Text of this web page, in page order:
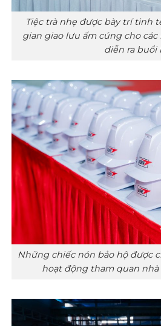
Tiệc trà nhẹ được bày trí tinh
gian giao lưu ấm cúng cho
diễn ra buổi
Những chiếc nón bảo hộ được
hoạt động tham quan nhà